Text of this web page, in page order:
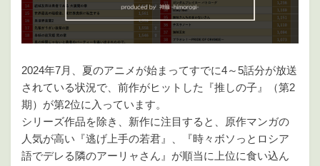
2024年7月、夏のアニメが始まってすでに4～5話分が放送
されている状況で、前作がヒットした『推しの子』（第2
期）が第2位に入っています。
シリーズ作品を除き、新作に注目すると、原作マンガの
人気が高い『逃げ上手の若君』、『時々ボソっとロシア
語でデレる隣のアーリャさん』が順当に上位に食い込ん